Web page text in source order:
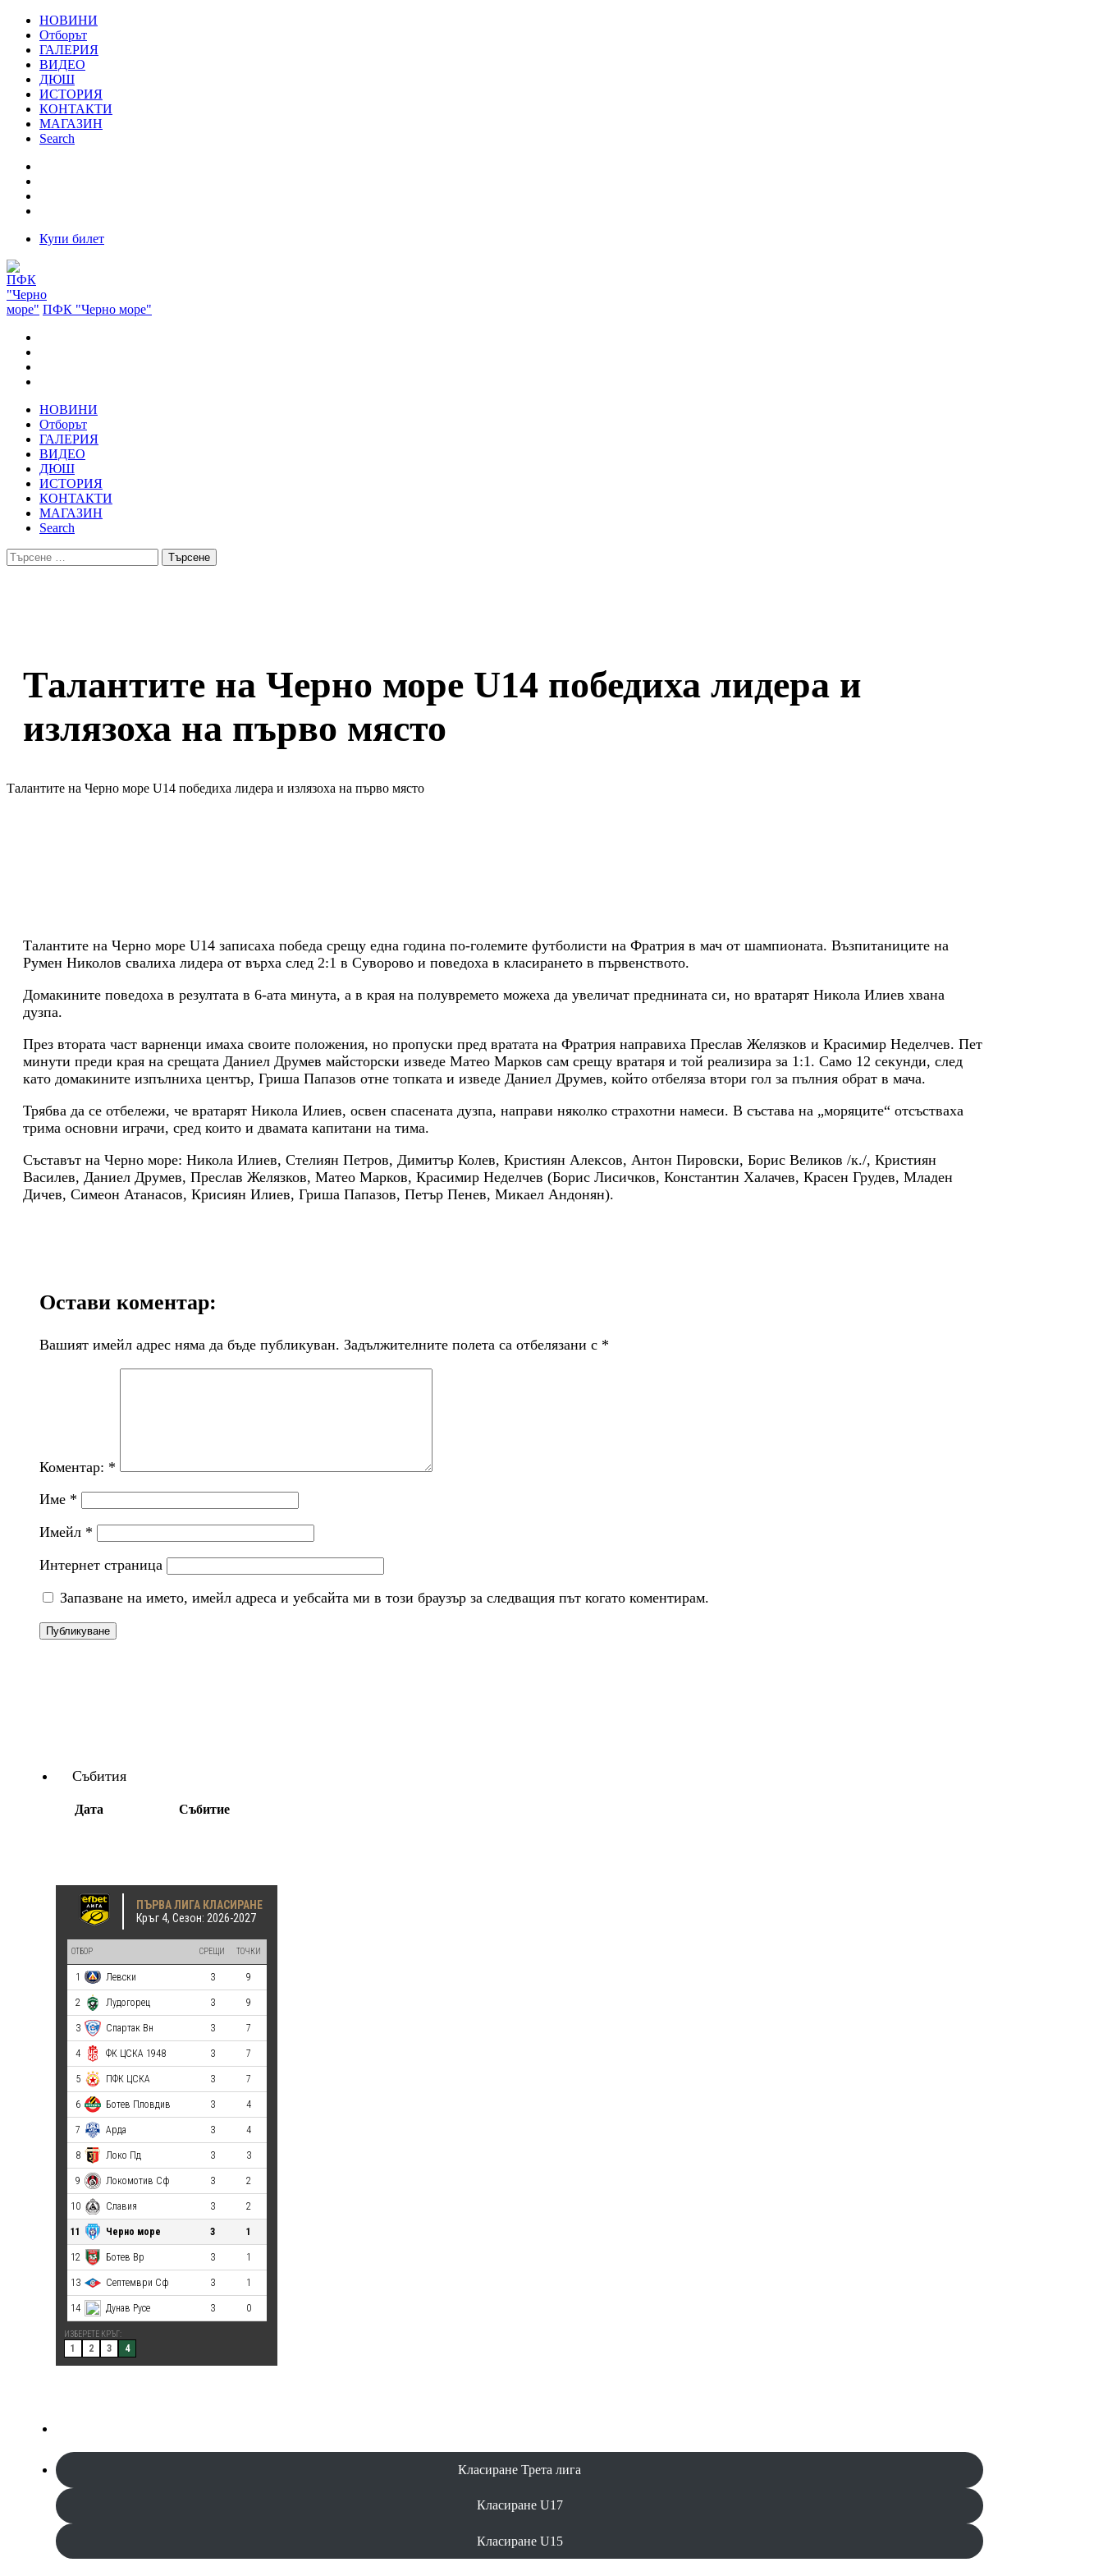
НОВИНИ
Отборът
ГАЛЕРИЯ
ВИДЕО
ДЮШ
ИСТОРИЯ
КОНТАКТИ
МАГАЗИН
Search
Купи билет
ПФК "Черно море"
НОВИНИ
Отборът
ГАЛЕРИЯ
ВИДЕО
ДЮШ
ИСТОРИЯ
КОНТАКТИ
МАГАЗИН
Search
Търсене
за:
Талантите на Черно море U14 победиха лидера и
излязоха на първо място
Талантите на Черно море U14 победиха лидера и излязоха на първо място
Талантите на Черно море U14 записаха победа срещу една година по-големите футболисти на Фратрия в мач от шампионата. Възпитаниците на
Румен Николов свалиха лидера от върха след 2:1 в Суворово и поведоха в класирането в първенството.
Домакините поведоха в резултата в 6-ата минута, а в края на полувремето можеха да увеличат преднината си, но вратарят Никола Илиев хвана
дузпа.
През втората част варненци имаха своите положения, но пропуски пред вратата на Фратрия направиха Преслав Желязков и Красимир Неделчев. Пет
минути преди края на срещата Даниел Друмев майсторски изведе Матео Марков сам срещу вратаря и той реализира за 1:1. Само 12 секунди, след
като домакините изпълниха център, Гриша Папазов отне топката и изведе Даниел Друмев, който отбеляза втори гол за пълния обрат в мача.
Трябва да се отбележи, че вратарят Никола Илиев, освен спасената дузпа, направи няколко страхотни намеси. В състава на „моряците“ отсъстваха
трима основни играчи, сред които и двамата капитани на тима.
Съставът на Черно море: Никола Илиев, Стелиян Петров, Димитър Колев, Кристиян Алексов, Антон Пировски, Борис Великов /к./, Кристиян
Василев, Даниел Друмев, Преслав Желязков, Матео Марков, Красимир Неделчев (Борис Лисичков, Константин Халачев, Красен Грудев, Младен
Дичев, Симеон Атанасов, Крисиян Илиев, Гриша Папазов, Петър Пенев, Микаел Андонян).
Остави коментар:
Вашият имейл адрес няма да бъде публикуван. Задължителните полета са отбелязани с *
Коментар: *
Име *
Имейл *
Интернет страница
Запазване на името, имейл адреса и уебсайта ми в този браузър за следващия път когато коментирам.
Събития
Дата Събитие
Класиране Трета лига
Класиране U17
Класиране U15